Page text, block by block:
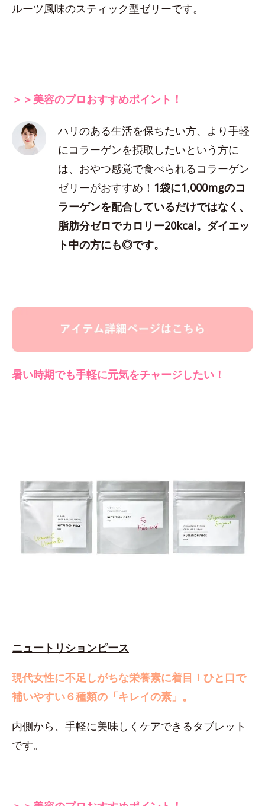
ルーツ風味のスティック型ゼリーです。
＞＞美容のプロおすすめポイント！
ハリのある生活を保ちたい方、より手軽
にコラーゲンを摂取したいという方に
は、おやつ感覚で食べられるコラーゲン
ゼリーがおすすめ！ 1袋に1,000mgのコ
ラーゲンを配合しているだけではなく、
脂肪分ゼロでカロリー20kcal。ダイエッ
ト中の方にも◎です。
暑い時期でも手軽に元気をチャージしたい！
ニュートリションピース
現代女性に不足しがちな栄養素に着目！ ひと口で
補いやすい６種類の「キレイの素」。
内側から、手軽に美味しくケアできるタブレット
です。